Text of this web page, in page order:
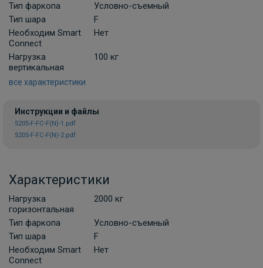
Комплект универсальной
(Россия)
В НАЛИЧИИ
Комплект универсальной
700 ₽
В корзину
Комплект универсальной электрики
Тип фаркопа
Условно-съемный
Тип шара
F
Необходим Smart
Connect
Нет
Нагрузка
вертикальная
100 кг
все характеристики
Инструкции и файлы
S205-F-FC-F(N)-1.pdf
S205-F-FC-F(N)-2.pdf
Характеристики
Нагрузка
горизонтальная
2000 кг
Тип фаркопа
Условно-съемный
Тип шара
F
Необходим Smart
Connect
Нет